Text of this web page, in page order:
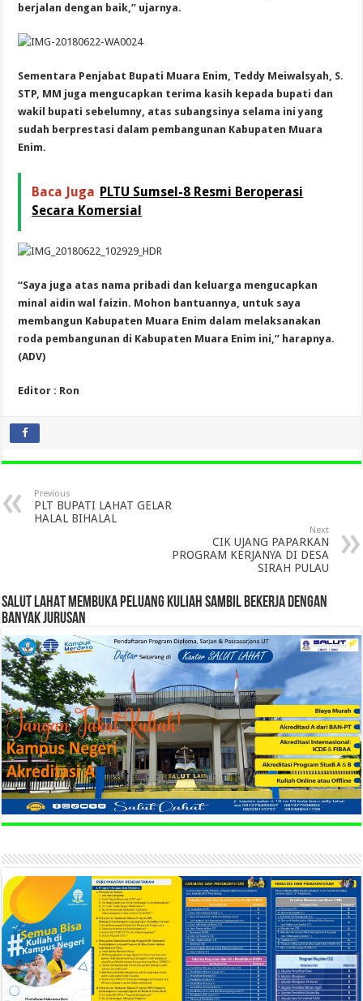
berjalan dengan baik,” ujarnya.
Sementara Penjabat Bupati Muara Enim, Teddy Meiwalsyah, S.
STP, MM juga mengucapkan terima kasih kepada bupati dan
wakil bupati sebelumny, atas subangsinya selama ini yang
sudah berprestasi dalam pembangunan Kabupaten Muara
Enim.
Baca Juga PLTU Sumsel-8 Resmi Beroperasi
Secara Komersial
“Saya juga atas nama pribadi dan keluarga mengucapkan
minal aidin wal faizin. Mohon bantuannya, untuk saya
membangun Kabupaten Muara Enim dalam melaksanakan
roda pembangunan di Kabupaten Muara Enim ini,” harapnya.
(ADV)
Editor : Ron
Previous
PLT BUPATI LAHAT GELAR
HALAL BIHALAL
Next
CIK UJANG PAPARKAN
PROGRAM KERJANYA DI DESA
SIRAH PULAU
SALUT LAHAT MEMBUKA PELUANG KULIAH SAMBIL BEKERJA DENGAN
BANYAK JURUSAN